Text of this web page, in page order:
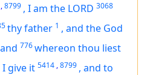
,8799 , Iam the LORD 3068
thy father 1 , and the God
776whereon thou liest
give it 5414 ,8799 , and to